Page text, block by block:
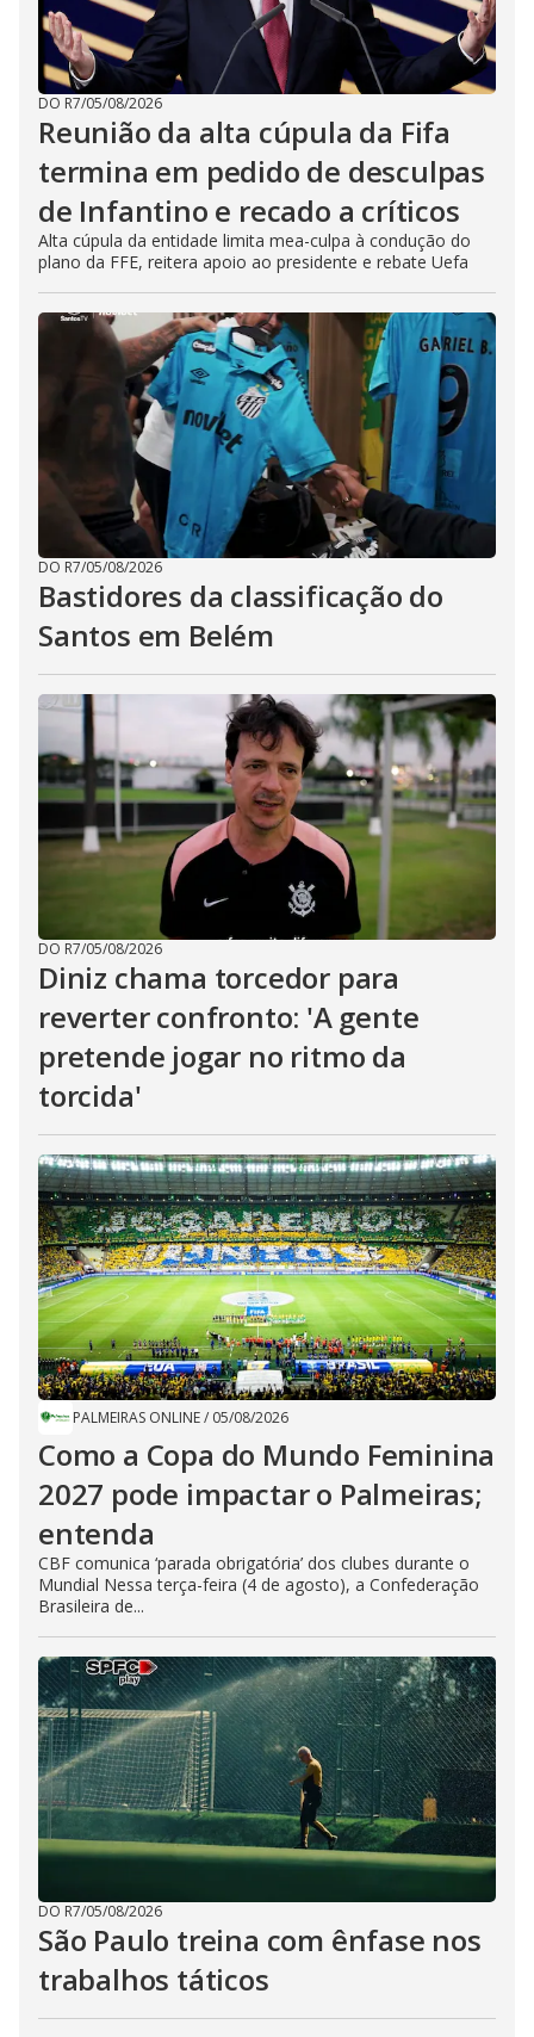
DO R7/05/08/2026
Reunião da alta cúpula da Fifa
termina em pedido de desculpas
de Infantino e recado a críticos
Alta cúpula da entidade limita mea-culpa à condução do
plano da FFE, reitera apoio ao presidente e rebate Uefa
DO R7/05/08/2026
Bastidores da classificação do
Santos em Belém
DO R7/05/08/2026
Diniz chama torcedor para
reverter confronto: 'A gente
pretende jogar no ritmo da
torcida'
PALMEIRAS ONLINE/ 05/08/2026
Como a Copa do Mundo Feminina
2027 pode impactar o Palmeiras;
entenda
CBF comunica ‘parada obrigatória’ dos clubes durante o
Mundial Nessa terça-feira (4 de agosto), a Confederação
Brasileira de...
DO R7/05/08/2026
São Paulo treina com ênfase nos
trabalhos táticos